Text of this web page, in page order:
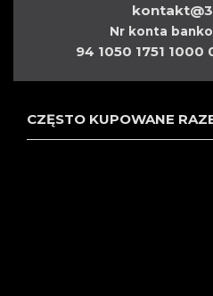
Nr konta
94 1050 1751
CZĘSTO KUPOWANE